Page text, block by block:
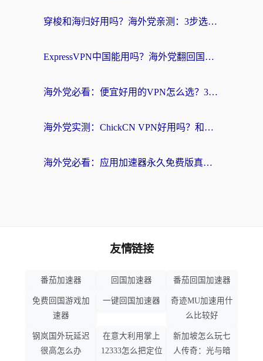
穿梭和海归好用吗？海外党亲测：3步选对回国加速器，无缝刷国内剧玩手游
ExpressVPN中国能用吗？海外党翻回国内的加速器选择指南（附番茄加速器实测）
海外党必看：便宜好用的VPN怎么选？3步解决回国访问难题+Steam改区技巧
海外党实测：ChickCN VPN好用吗？和OurPlay VPN对比哪个回国效果更好？附避坑指南
海外党必看：应用加速器永久免费版真的靠谱吗？教你选对回国加速器无缝刷国内资源
友情链接
番茄加速器 回国加速器 番茄回国加速器
免费回国游戏加
速器
一键回国加速器
奇迹MU加速用什
么比较好
钢岚国外玩延迟
很高怎么办
在意大利用掌上
12333怎么把定位
新加坡怎么玩七
人传奇：光与暗